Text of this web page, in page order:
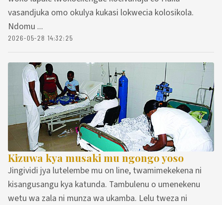
vasandjuka omo okulya kukasi lokwecia kolosikola.
Ndomu ...
2026-05-28 14:32:25
Kizuwa kya musaki mu ngongo yoso
Jingividi jya lutelembe mu on line, twamimekekena ni
kisangusangu kya katunda. Tambulenu o umenekenu
wetu wa zala ni munza wa ukamba. Lelu tweza ni